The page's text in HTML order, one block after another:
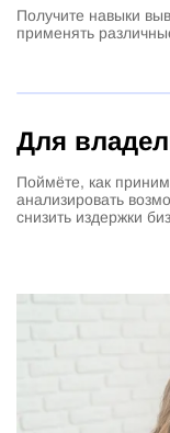
Получите навыки
применять
Для
Поймёте, как
анализировать
снизить издержки